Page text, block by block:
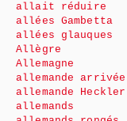
allait réduire
allées Gambetta
allées glauques
Allègre
Allemagne
allemande arrivée
allemande Heckler
allemands